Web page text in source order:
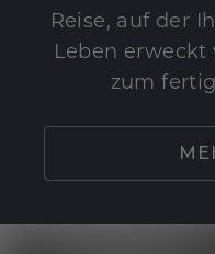
Reise, auf der
Leben erweckt
zum